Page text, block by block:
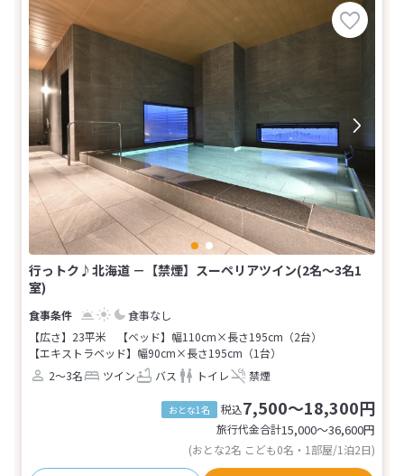
行っトク♪北海道 －【禁煙】スーペリアツイン(2名～3名1
室)
食事なし
【広さ】23平米
【ベッド】幅110cm×長さ195cm（2台）
【エキストラベッド】幅90cm×長さ195cm（1台）
2～3名
ツイン バス トイレ 禁煙
おとな1名 税込7,500～18,300円
旅行代金合計15,000〜36,600円
(おとな2名 こども0名・1部屋/1泊2日)